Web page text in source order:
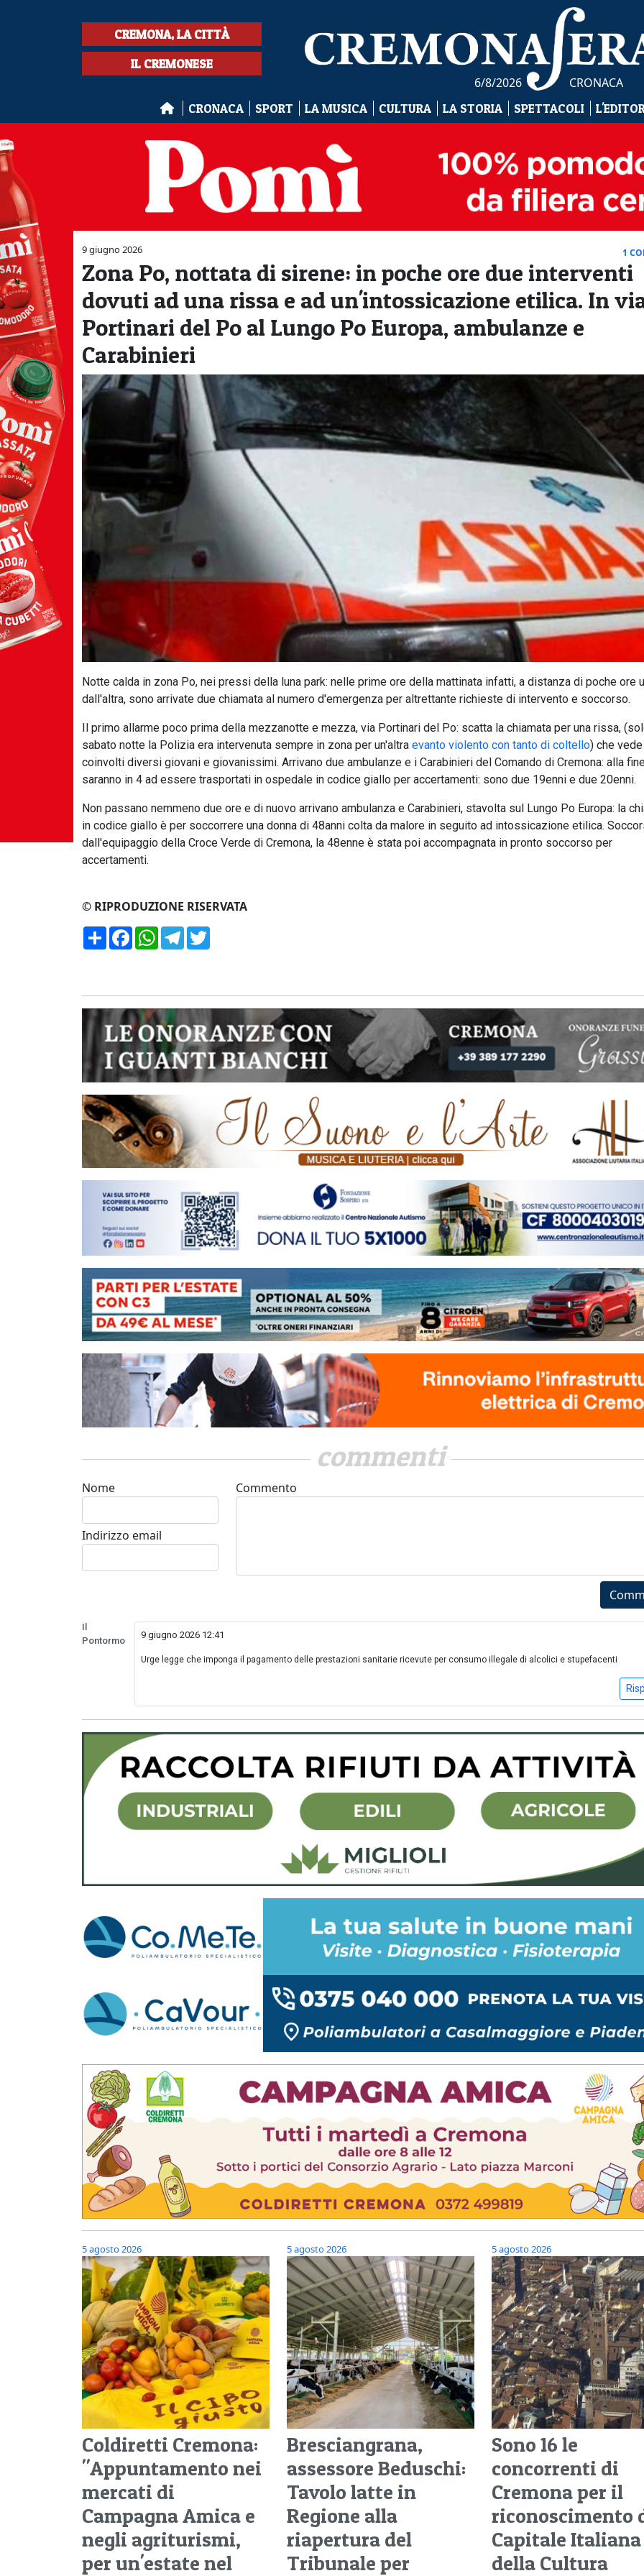
CREMONA, LA CITTÀ
IL CREMONESE
6/8/2026 CRONACA
CRONACA SPORT LA MUSICA CULTURA LA STORIA SPETTACOLI
9 giugno 2026 1
Zona Po, nottata di sirene: in poche ore due interventi
dovuti ad una rissa e ad un'intossicazione etilica. In
Portinari del Po al Lungo Po Europa, ambulanze e
Carabinieri
Notte calda in zona Po, nei pressi della luna park: nelle prime ore della mattinata infatti, a distanza di poche ore
dall'altra, sono arrivate due chiamata al numero d'emergenza per altrettante richieste di intervento e soccorso.
Il primo allarme poco prima della mezzanotte e mezza, via Portinari del Po: scatta la chiamata per una rissa,
sabato notte la Polizia era intervenuta sempre in zona per un'altra evanto violento con tanto di coltello) che vede
coinvolti diversi giovani e giovanissimi. Arrivano due ambulanze e i Carabinieri del Comando di Cremona: alla
saranno in 4 ad essere trasportati in ospedale in codice giallo per accertamenti: sono due 19enni e due 20enni.
Non passano nemmeno due ore e di nuovo arrivano ambulanza e Carabinieri, stavolta sul Lungo Po Europa: la
in codice giallo è per soccorrere una donna di 48anni colta da malore in seguito ad intossicazione etilica.
dall'equipaggio della Croce Verde di Cremona, la 48enne è stata poi accompagnata in pronto soccorso per
accertamenti.
© RIPRODUZIONE RISERVATA
CondividiFacebookWhatsApp
Telegram
commenti
Nome
Indirizzo email
Commento
Il
Pontormo
9 giugno 2026 12:41
Urge legge che imponga il pagamento delle prestazioni sanitarie ricevute per consumo illegale di alcolici e stupefacenti
5 agosto 2026
Coldiretti Cremona:
"Appuntamento nei
mercati di
Campagna Amica e
negli agriturismi,
per un'estate nel
5 agosto 2026
Bresciangrana,
assessore Beduschi:
Tavolo latte in
Regione alla
riapertura del
Tribunale per
5 agosto 2026
Sono 16 le
concorrenti di
Cremona per il
riconoscimento
Capitale Italiana
della Cultura